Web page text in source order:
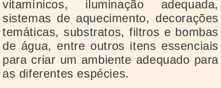
vitamínicos, iluminação adequada,
sistemas de aquecimento, decorações
temáticas, substratos, filtros e bombas
de água, entre outros itens essenciais
para criar um ambiente adequado para
as diferentes espécies.